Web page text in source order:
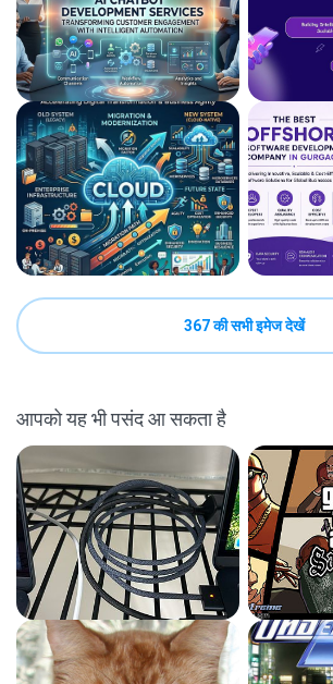
367 की सभी इमेज देखें
आपको यह भी पसंद आ सकता है